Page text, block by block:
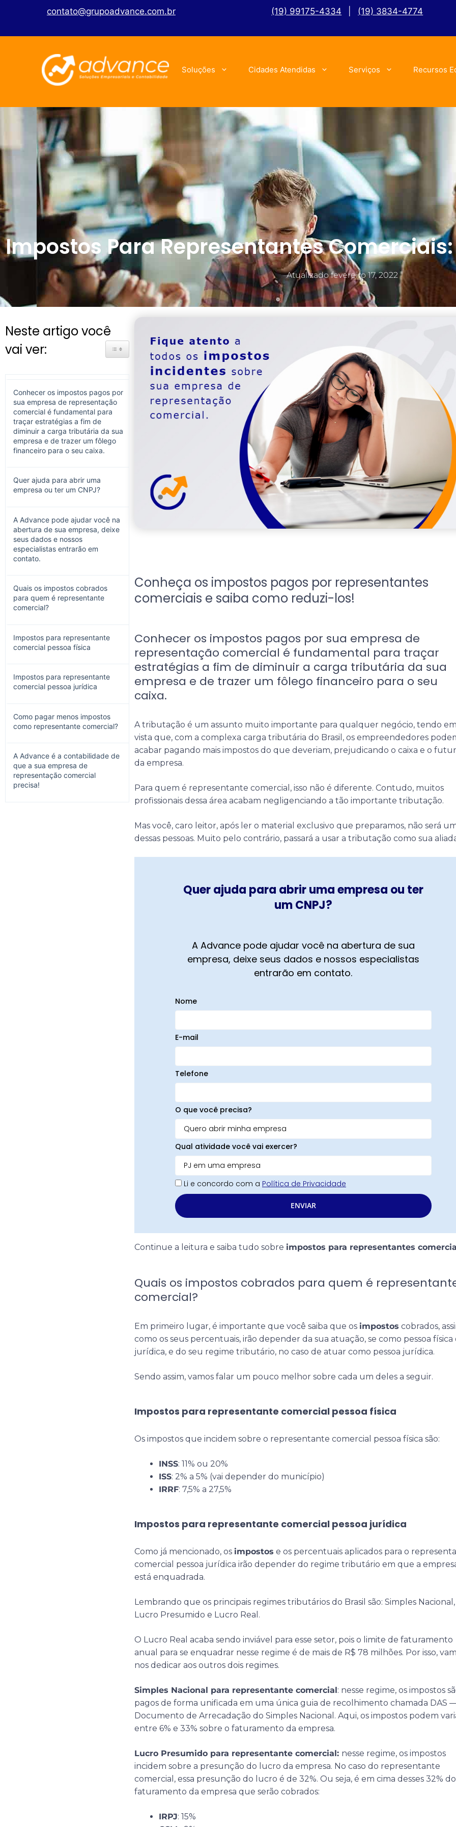
contato@grupoadvance.com.br (19) 99175-4334 (19) 3834-4774
Soluções Cidades Atendidas Serviços Recursos
Impostos Para Representantes Comerciais:
Atualizado fevereiro 17, 2022
Neste artigo você
vai ver:
Toggle Table of Content
Conhecer os impostos pagos por
sua empresa de representação
comercial é fundamental para
traçar estratégias a fim de
diminuir a carga tributária da sua
empresa e de trazer um fôlego
financeiro para o seu caixa.
Quer ajuda para abrir uma
empresa ou ter um CNPJ?
A Advance pode ajudar você na
abertura de sua empresa, deixe
seus dados e nossos
especialistas entrarão em
contato.
Quais os impostos cobrados
para quem é representante
comercial?
Impostos para representante
comercial pessoa física
Impostos para representante
comercial pessoa jurídica
Como pagar menos impostos
como representante comercial?
A Advance é a contabilidade de
que a sua empresa de
representação comercial
precisa!
Conheça os impostos pagos por representantes
comerciais e saiba como reduzi-los!
Conhecer os impostos pagos por sua empresa de
representação comercial é fundamental para traçar
estratégias a fim de diminuir a carga tributária da sua
empresa e de trazer um fôlego financeiro para o seu
caixa.
A tributação é um assunto muito importante para qualquer negócio, tendo em
vista que, com a complexa carga tributária do Brasil, os empreendedores
acabar pagando mais impostos do que deveriam, prejudicando o caixa e o
da empresa.
Para quem é representante comercial, isso não é diferente. Contudo, muitos
profissionais dessa área acabam negligenciando a tão importante tributação.
Mas você, caro leitor, após ler o material exclusivo que preparamos, não será
dessas pessoas. Muito pelo contrário, passará a usar a tributação como sua
Quer ajuda para abrir uma empresa ou ter
um CNPJ?
A Advance pode ajudar você na abertura de sua
empresa, deixe seus dados e nossos especialistas
entrarão em contato.
Nome
E-mail
Telefone
O que você precisa?
Qual atividade você vai exercer?
Li e concordo com a Política de Privacidade
ENVIAR
Continue a leitura e saiba tudo sobre impostos para representantes
Quais os impostos cobrados para quem é
comercial?
Em primeiro lugar, é importante que você saiba que os impostos cobrados,
como os seus percentuais, irão depender da sua atuação, se como pessoa física
jurídica, e do seu regime tributário, no caso de atuar como pessoa jurídica.
Sendo assim, vamos falar um pouco melhor sobre cada um deles a seguir.
Impostos para representante comercial pessoa física
Os impostos que incidem sobre o representante comercial pessoa física são:
INSS: 11% ou 20%
ISS: 2% a 5% (vai depender do município)
IRRF: 7,5% a 27,5%
Impostos para representante comercial pessoa jurídica
Como já mencionado, os impostos e os percentuais aplicados para o
comercial pessoa jurídica irão depender do regime tributário em que a
está enquadrada.
Lembrando que os principais regimes tributários do Brasil são: Simples Nacional,
Lucro Presumido e Lucro Real.
O Lucro Real acaba sendo inviável para esse setor, pois o limite de faturamento
anual para se enquadrar nesse regime é de mais de R$ 78 milhões. Por isso,
nos dedicar aos outros dois regimes.
Simples Nacional para representante comercial: nesse regime, os impostos
pagos de forma unificada em uma única guia de recolhimento chamada DAS
Documento de Arrecadação do Simples Nacional. Aqui, os impostos podem
entre 6% e 33% sobre o faturamento da empresa.
Lucro Presumido para representante comercial: nesse regime, os impostos
incidem sobre a presunção do lucro da empresa. No caso do representante
comercial, essa presunção do lucro é de 32%. Ou seja, é em cima desses 32% do
faturamento da empresa que serão cobrados:
IRPJ: 15%